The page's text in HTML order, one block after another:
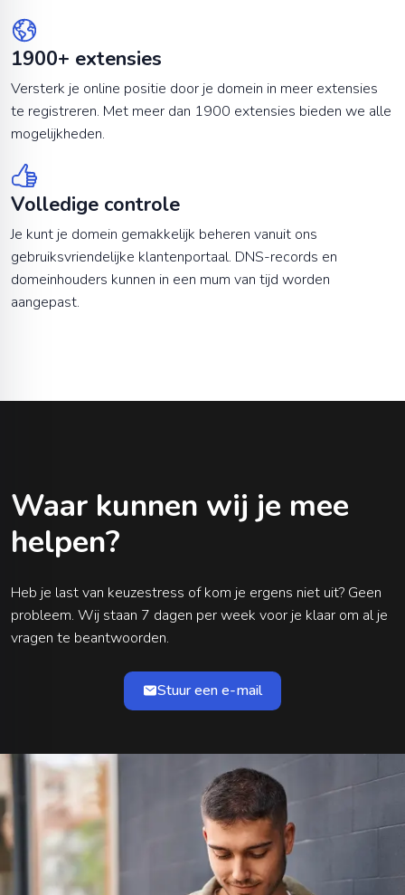
1900+ extensies
Versterk je online positie door je domein in meer extensies
te registreren. Met meer dan 1900 extensies bieden we alle
mogelijkheden.
Volledige controle
Je kunt je domein gemakkelijk beheren vanuit ons
gebruiksvriendelijke klantenportaal. DNS-records en
domeinhouders kunnen in een mum van tijd worden
aangepast.
Waar kunnen wij je mee
helpen?
Heb je last van keuzestress of kom je ergens niet uit? Geen
probleem. Wij staan 7 dagen per week voor je klaar om al je
vragen te beantwoorden.
Stuur een e-mail